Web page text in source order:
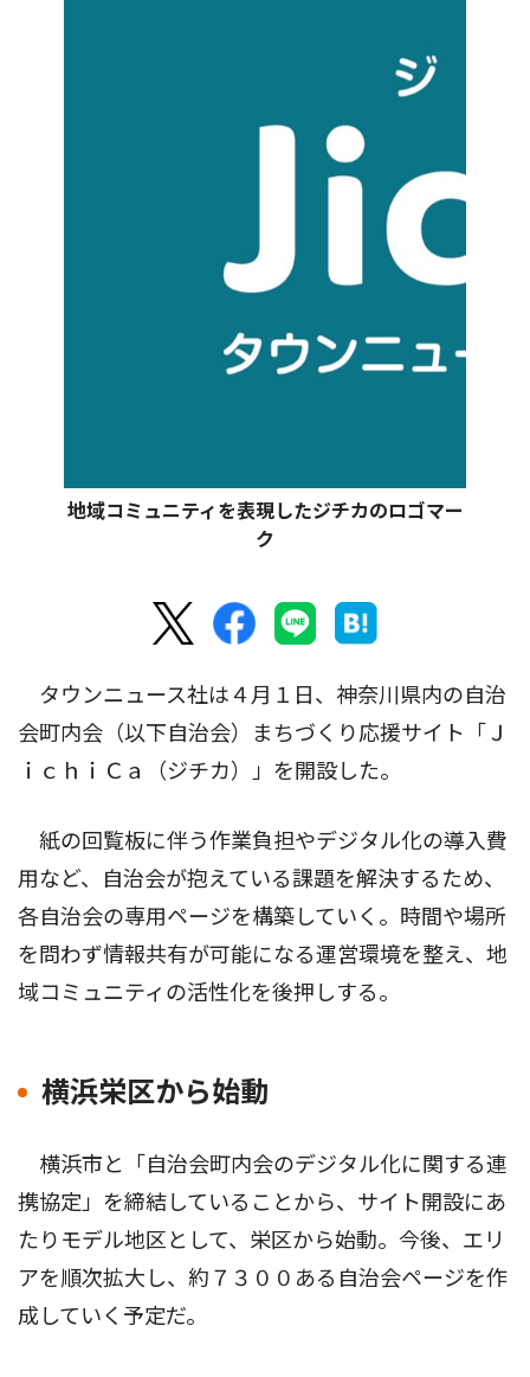
地域コミュニティを表現したジチカのロゴマー
ク
タウンニュース社は４月１日、神奈川県内の自治
会町内会（以下自治会）まちづくり応援サイト「Ｊ
ｉｃｈｉＣａ（ジチカ）」を開設した。
紙の回覧板に伴う作業負担やデジタル化の導入費
用など、自治会が抱えている課題を解決するため、
各自治会の専用ページを構築していく。時間や場所
を問わず情報共有が可能になる運営環境を整え、地
域コミュニティの活性化を後押しする。
横浜栄区から始動
横浜市と「自治会町内会のデジタル化に関する連
携協定」を締結していることから、サイト開設にあ
たりモデル地区として、栄区から始動。今後、エリ
アを順次拡大し、約７３００ある自治会ページを作
成していく予定だ。